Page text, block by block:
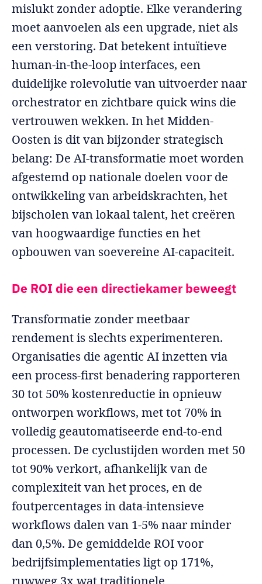
mislukt zonder adoptie. Elke verandering
moet aanvoelen als een upgrade, niet als
een verstoring. Dat betekent intuïtieve
human-in-the-loop interfaces, een
duidelijke rolevolutie van uitvoerder naar
orchestrator en zichtbare quick wins die
vertrouwen wekken. In het Midden-
Oosten is dit van bijzonder strategisch
belang: De AI-transformatie moet worden
afgestemd op nationale doelen voor de
ontwikkeling van arbeidskrachten, het
bijscholen van lokaal talent, het creëren
van hoogwaardige functies en het
opbouwen van soevereine AI-capaciteit.
De ROI die een directiekamer beweegt
Transformatie zonder meetbaar
rendement is slechts experimenteren.
Organisaties die agentic AI inzetten via
een process-first benadering rapporteren
30 tot 50% kostenreductie in opnieuw
ontworpen workflows, met tot 70% in
volledig geautomatiseerde end-to-end
processen. De cyclustijden worden met 50
tot 90% verkort, afhankelijk van de
complexiteit van het proces, en de
foutpercentages in data-intensieve
workflows dalen van 1-5% naar minder
dan 0,5%. De gemiddelde ROI voor
bedrijfsimplementaties ligt op 171%,